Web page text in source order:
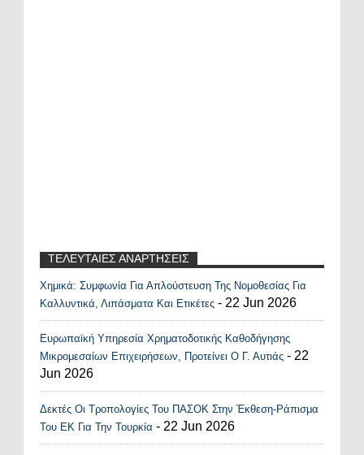
ΤΕΛΕΥΤΑΙΕΣ ΑΝΑΡΤΗΣΕΙΣ
Recent Posts Widget
Χημικά: Συμφωνία Για Απλούστευση Της Νομοθεσίας Για
Καλλυντικά, Λιπάσματα Και Ετικέτες - 22 Jun 2026
Ευρωπαϊκή Υπηρεσία Χρηματοδοτικής Καθοδήγησης
Μικρομεσαίων Επιχειρήσεων, Προτείνει Ο Γ. Αυτιάς - 22
Jun 2026
Δεκτές Οι Τροπολογίες Του ΠΑΣΟΚ Στην Έκθεση-Ράπισμα
Του ΕΚ Για Την Τουρκία - 22 Jun 2026